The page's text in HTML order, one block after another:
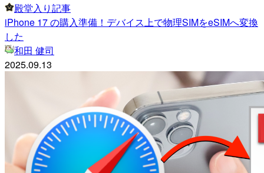
殿堂入り記事
iPhone 17 の購入準備！デバイス上で物理SIMをeSIMへ変換
した
和田 健司
2025.09.13